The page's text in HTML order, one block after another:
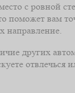
с ровной
поможет вам
направление.
других
отвлечься